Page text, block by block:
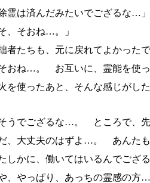
除霊は済んだみたいでござるな…」
そ、そおね…。」
拙者たちも、元に戻れてよかった
そおね…。 お互いに、霊能を使
を使ったあと、そんな感じがし
そうでござるな…。 ところで、
だ、大丈夫のはずよ…。 あんた
たしかに、働いてはいるんでござ
や、やっぱり、あっちの霊感の方